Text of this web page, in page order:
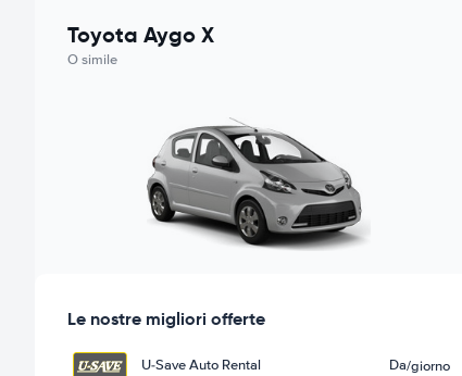
Toyota Aygo X
O simile
Le nostre migliori offerte
U-Save Auto Rental Da/giorno